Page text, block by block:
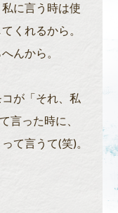
に言う時は使
くれるから。
んから。
が「それ、私
言った時に、
て言うて(笑)。